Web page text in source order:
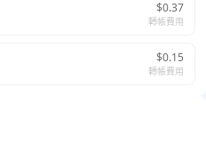
$0.37
轉帳費用
$0.15
轉帳費用